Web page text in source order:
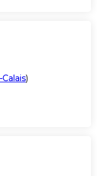
)